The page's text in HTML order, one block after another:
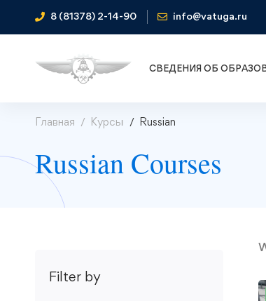
8 (81378) 2-14-90 info@vatuga.ru
СВЕДЕНИЯ ОБ
Главная Курсы Russian
Russian Courses
Filter by